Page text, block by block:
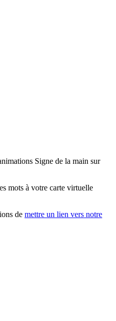
Signe de la main sur
mots à votre carte virtuelle
de mettre un lien vers notre